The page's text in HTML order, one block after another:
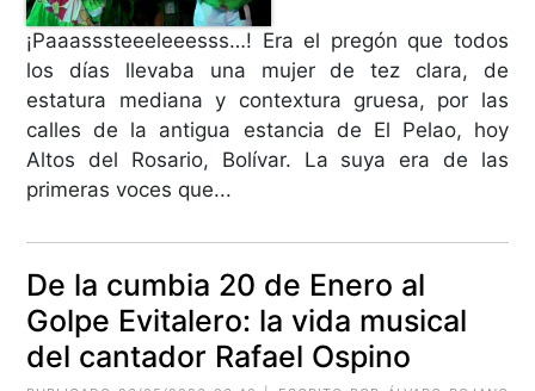
¡Paaasssteeeleeesss…! Era el pregón que todos
los días llevaba una mujer de tez clara, de
estatura mediana y contextura gruesa, por las
calles de la antigua estancia de El Pelao, hoy
Altos del Rosario, Bolívar. La suya era de las
primeras voces que...
De la cumbia 20 de Enero al
Golpe Evitalero: la vida musical
del cantador Rafael Ospino